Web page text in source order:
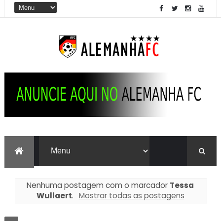
Nenhuma postagem com o marcador Tessa
Wullaert. Mostrar todas as postagens